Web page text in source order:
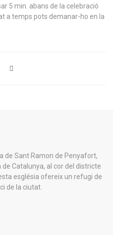
5 min. abans de la celebració
a temps pots demanar-ho en la
de Sant Ramon de Penyafort,
Catalunya, al cor del districte
església ofereix un refugi de
de la ciutat.